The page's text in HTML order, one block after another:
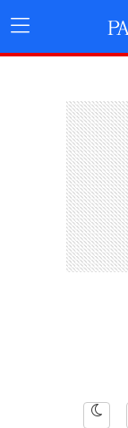
Menu
Principal